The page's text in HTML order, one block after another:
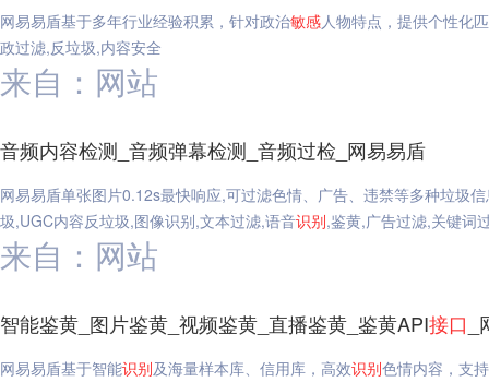
网易易盾基于多年行业经验积累，针对政治敏感人物特点，提供个性化
政过滤,反垃圾,内容安全
来自：网站
音频内容检测_音频弹幕检测_音频过检_网易易盾
网易易盾单张图片0.12s最快响应,可过滤色情、广告、违禁等多种垃圾
圾,UGC内容反垃圾,图像识别,文本过滤,语音识别,鉴黄,广告过滤,关键词
来自：网站
智能鉴黄_图片鉴黄_视频鉴黄_直播鉴黄_鉴黄API接口
网易易盾基于智能识别及海量样本库、信用库，高效识别色情内容，支